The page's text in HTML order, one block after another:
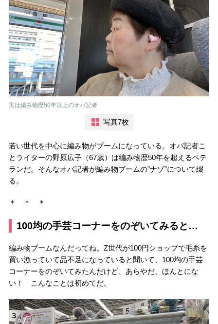
実は編み物歴50年以上のオバ記者
写真7枚
若い世代を中心に編み物がブームになっている。オバ記者こ
とライターの野原広子（67歳）は編み物歴50年を超えるベテ
ランだ。そんなオバ記者が編み物ブームの”ナゾ”について綴
る。
＊ ＊ ＊
100均の手芸コーナーをのぞいてみると…
編み物ブームなんだってね。Z世代が100円ショップで毛糸を
買い漁っていて品不足になっていると聞いて、100均の手芸
コーナーをのぞいてみたんだけど、あらやだ、ほんとにな
い！ こんなことは初めてだ。